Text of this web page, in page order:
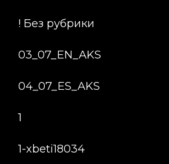
! Без рубрики
03_07_EN_AKS
04_07_ES_AKS
1
1-xbeti18034